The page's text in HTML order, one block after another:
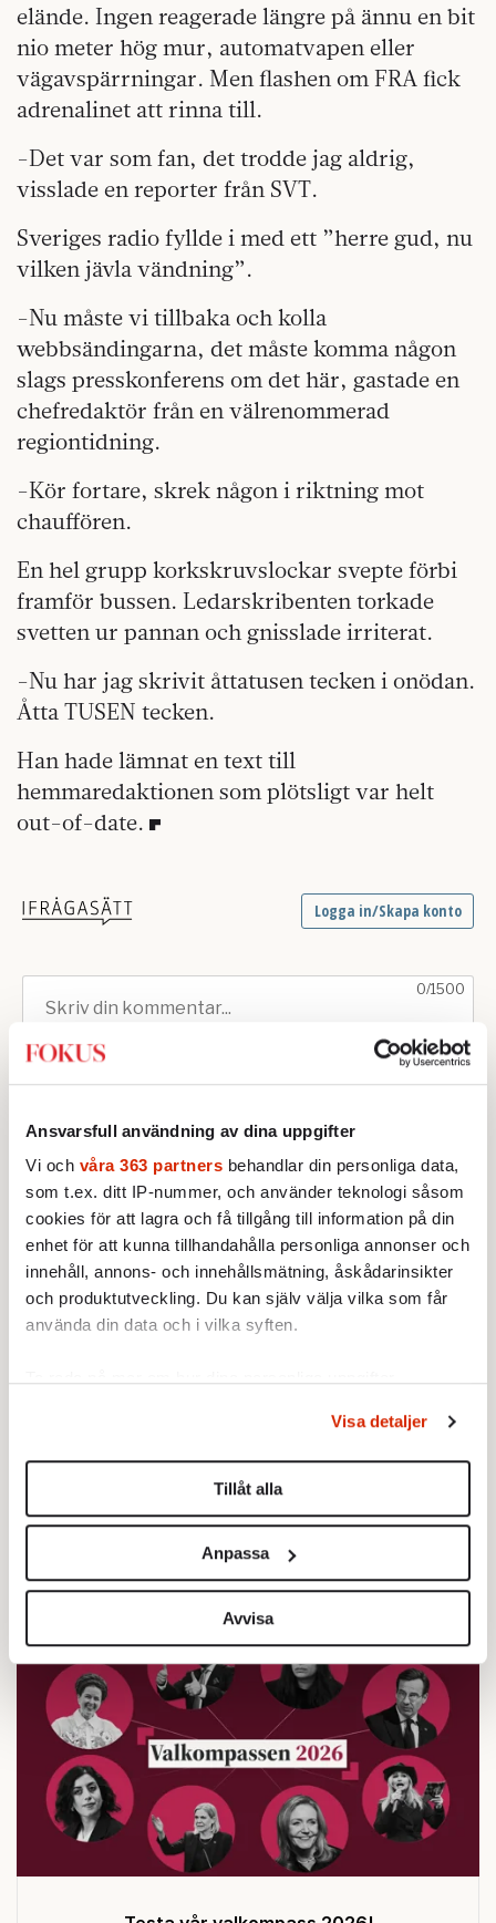
Ansvarsfull användning av dina uppgifter
Vi och våra 363 partners behandlar din personliga data,
som t.ex. ditt IP-nummer, och använder teknologi såsom
cookies för att lagra och få tillgång till information på din
enhet för att kunna tillhandahålla personliga annonser och
innehåll, annons- och innehållsmätning, åskådarinsikter
och produktutveckling. Du kan själv välja vilka som får
använda din data och i vilka syften.
Du kan ändra eller dra tillbaka ditt samtycke när som
helst från cookie-förklaringen.
Vi använder enhetsidentifierare för att anpassa innehållet
för sociala medier och analysera vår trafik. Vi
vidarebefordrar även sådana identifierare och annan
information från din enhet till de sociala medier och
annons- och analysföretag som vi samarbetar med.
Dessa kan i sin tur kombinera informationen med annan
information som du har tillhandahållit eller som de har
samlat in när du har använt deras tjänster.
Om du vill läsa mer om hur vi hanterar personuppgifter
kan du göra det
Visa detaljer
Tillåt alla
Anpassa
Avvisa
elände. Ingen reagerade längre på ännu en bit
nio meter hög mur, automatvapen eller
vägavspärrningar. Men flashen om FRA fick
adrenalinet att rinna till.
-Det var som fan, det trodde jag aldrig,
visslade en reporter från SVT.
Sveriges radio fyllde i med ett ”herre gud, nu
vilken jävla vändning”.
-Nu måste vi tillbaka och kolla
webbsändingarna, det måste komma någon
slags presskonferens om det här, gastade en
chefredaktör från en välrenommerad
regiontidning.
-Kör fortare, skrek någon i riktning mot
chauffören.
En hel grupp korkskruvslockar svepte förbi
framför bussen. Ledarskribenten torkade
svetten ur pannan och gnisslade irriterat.
-Nu har jag skrivit åttatusen tecken i onödan.
Åtta TUSEN tecken.
Han hade lämnat en text till
hemmaredaktionen som plötsligt var helt
out-of-date.
Text: Emma Härdmark